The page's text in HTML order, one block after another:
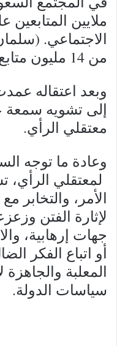
ملايين
الاجتماعي.
من 14 مليون متابع على تويتر) .
وبعد اعتقاله
إلى تشويه
معتقلي الرأي.
وعادة ما توجه
لمعتقلي
الأمر، والتخابر
لإثارة الفتن
جهات إرهابية،
أو اتباع الفكر
المعلبة
سياسات الدولة.